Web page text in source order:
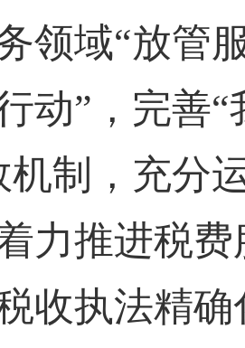
领域“放管
动”，完善
机制，充分
力推进税
收执法精